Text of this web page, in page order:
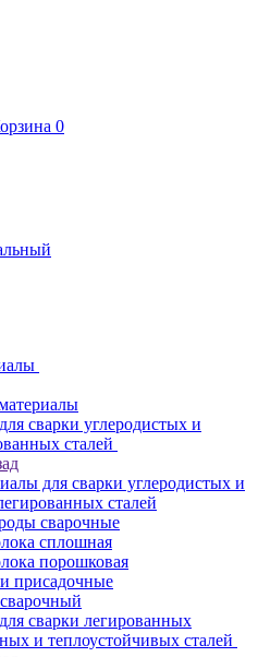
0
сварки углеродистых и
сталей
для сварки углеродистых и
сталей
сварочные
сплошная
порошковая
присадочные
сварки легированных
и теплоустойчивых сталей